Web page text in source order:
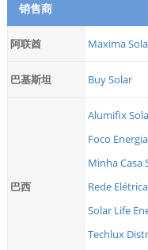
销售商
阿联酋 Maxima
巴基斯坦 Buy Solar
巴西
Alumifix
Foco Energia
Minha Casa
Rede
Solar Life
Techlux